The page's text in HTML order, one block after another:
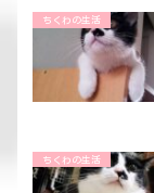
ちくわの生活
ちくわの生活